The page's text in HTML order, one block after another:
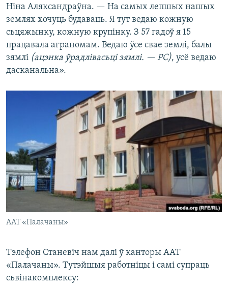
Ніна Аляксандраўна. — На самых лепшых нашых
землях хочуць будаваць. Я тут ведаю кожную
сьцяжынку, кожную крупінку. З 57 гадоў я 15
працавала аграномам. Ведаю ўсе свае землі, балы
зямлі (ацэнка ўрадлівасьці зямлі. — РС), усё ведаю
дасканальна».
ААТ «Палачаны»
Тэлефон Станевіч нам далі ў канторы ААТ
«Палачаны». Тутэйшыя работніцы і самі супраць
сьвінакомплексу: